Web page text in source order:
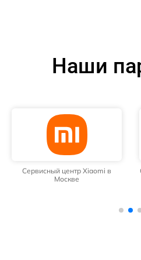
Наши
Сервисный центр Xiaomi в
Москве